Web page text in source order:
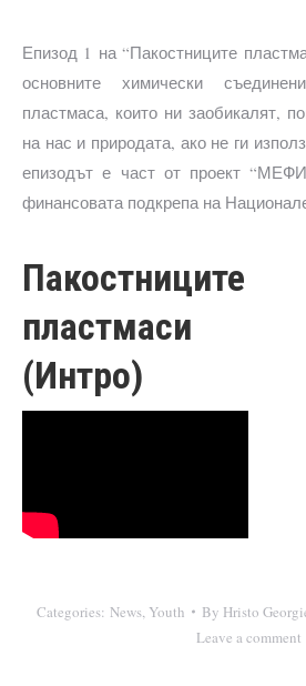
Епизод 1 на “Пакостниците
основните химически
пластмаса, които ни заобикалят,
на нас и природата, ако не ги
епизодът е част от проект
финансовата подкрепа на
Пакостниците
пластмаси
(Интро)
Categories: News, Youth By Hristo
Leave a comment